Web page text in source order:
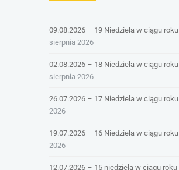
09.08.2026 – 19 Niedziela w ciągu roku
sierpnia 2026
02.08.2026 – 18 Niedziela w ciągu roku
sierpnia 2026
26.07.2026 – 17 Niedziela w ciągu roku
2026
19.07.2026 – 16 Niedziela w ciągu roku
2026
12.07.2026 – 15 niedziela w ciągu roku